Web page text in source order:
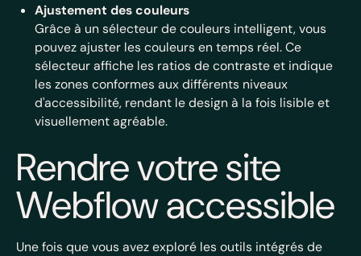
Ajustement des couleurs
Grâce à un sélecteur de couleurs intelligent, vous
pouvez ajuster les couleurs en temps réel. Ce
sélecteur affiche les ratios de contraste et indique
les zones conformes aux différents niveaux
d'accessibilité, rendant le design à la fois lisible et
visuellement agréable.
Rendre votre site
Webflow accessible
Une fois que vous avez exploré les outils intégrés de